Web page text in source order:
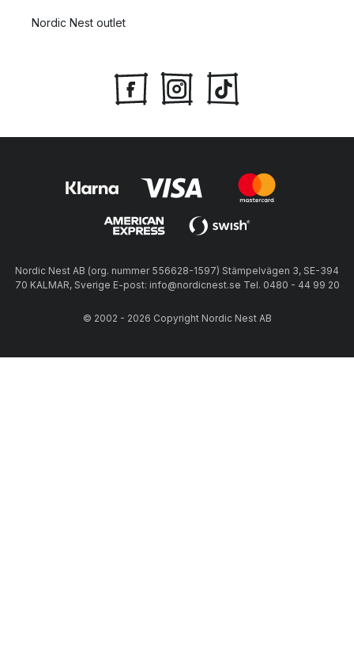
Nordic Nest outlet
Nordic Nest AB (org. nummer 556628-1597) Stämpelvägen 3, SE-394
70 KALMAR, Sverige E-post: info@nordicnest.se Tel. 0480 - 44 99 20
© 2002 - 2026 Copyright Nordic Nest AB